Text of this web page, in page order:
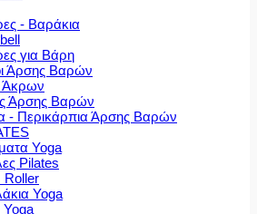
- Βαράκια
για Βάρη
Άρσης Βαρών
Άκρων
Άρσης Βαρών
- Περικάρπια Άρσης Βαρών
Yoga
Pilates
Roller
Yoga
Yoga